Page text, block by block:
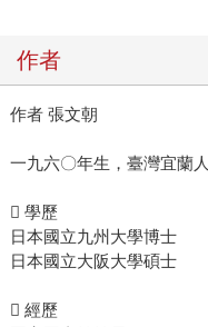
作者
作者 張文朝
一九六〇年生，臺灣宜蘭人
 學歷
日本國立九州大學博士
日本國立大阪大學碩士
 經歷